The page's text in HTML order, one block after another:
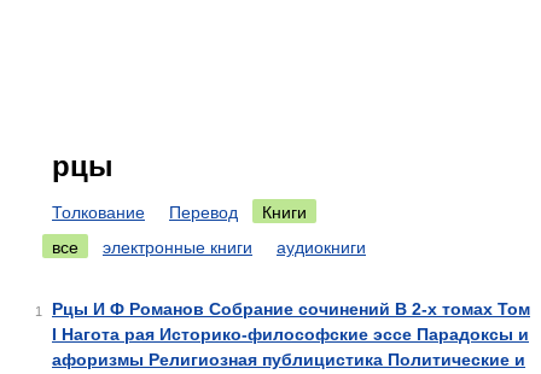
рцы
Толкование Перевод
Книги
все
электронные книги аудиокниги
1
Рцы И Ф Романов Собрание сочинений В 2-х томах Том
I Нагота рая Историко-философские эссе Парадоксы и
афоризмы Религиозная публицистика Политические и